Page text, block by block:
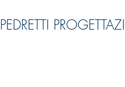
PEDRETTI